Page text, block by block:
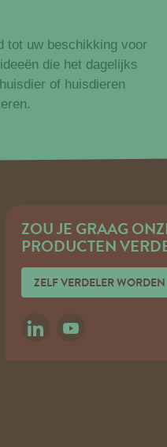
tot uw beschikking voor
die het dagelijks
of huisdieren
ZOU JE GRAAG
PRODUCTEN
ZELF VERDELER WORDEN
LINKEDINYOUTUBE